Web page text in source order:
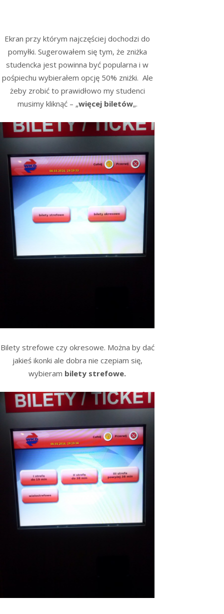
Ekran przy którym najczęściej dochodzi do
pomyłki. Sugerowałem się tym, że zniżka
studencka jest powinna być popularna i w
pośpiechu wybierałem opcję 50% zniżki. Ale
żeby zrobić to prawidłowo my studenci
musimy kliknąć – „więcej biletów„.
Bilety strefowe czy okresowe. Można by dać
jakieś ikonki ale dobra nie czepiam się,
wybieram bilety strefowe.